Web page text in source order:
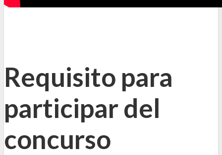
Requisito para
participar del
concurso